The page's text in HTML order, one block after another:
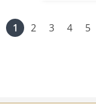
1 2 3 4 5